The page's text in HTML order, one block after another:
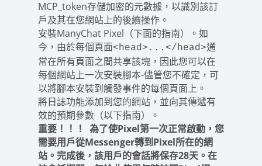
MCP_token存儲加密的元數據，以識別該訂
戶及其在您網站上的後續操作。
安裝ManyChat Pixel（下面的指南）。如
今，由於每個頁面<head>...</head>通
常在所有頁面之間共享該塊，因此您可以在
每個網站上一次安裝腳本-儘管您不確定，可
以將腳本安裝到觸發事件的每個頁面上。
將日誌功能添加到您的網站，並向其傳遞有
效的預期參數（以下指南）。
重要！！！
為了使Pixel第一次正常啟動，您
需要用戶從Messenger轉到Pixel所在的網
站。完成後，該用戶的會話將保存28天。在